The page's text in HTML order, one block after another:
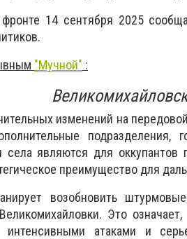
14 сентября 2025
"Мучной" :
изменений на
села являются для оккупантов
преимущество для
возобновить
Это
интенсивными атаками и